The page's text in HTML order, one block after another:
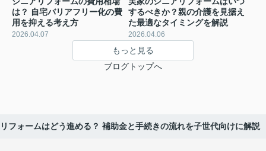
は？ 自宅バリアフリー化の費
用を抑える考え方
2026.04.07
するべきか？親の介護を見据え
た最適なタイミングを解説
2026.04.06
もっと見る
ブログトップへ
フォームはどう進める？ 補助金と手続きの流れを子世代向けに解説